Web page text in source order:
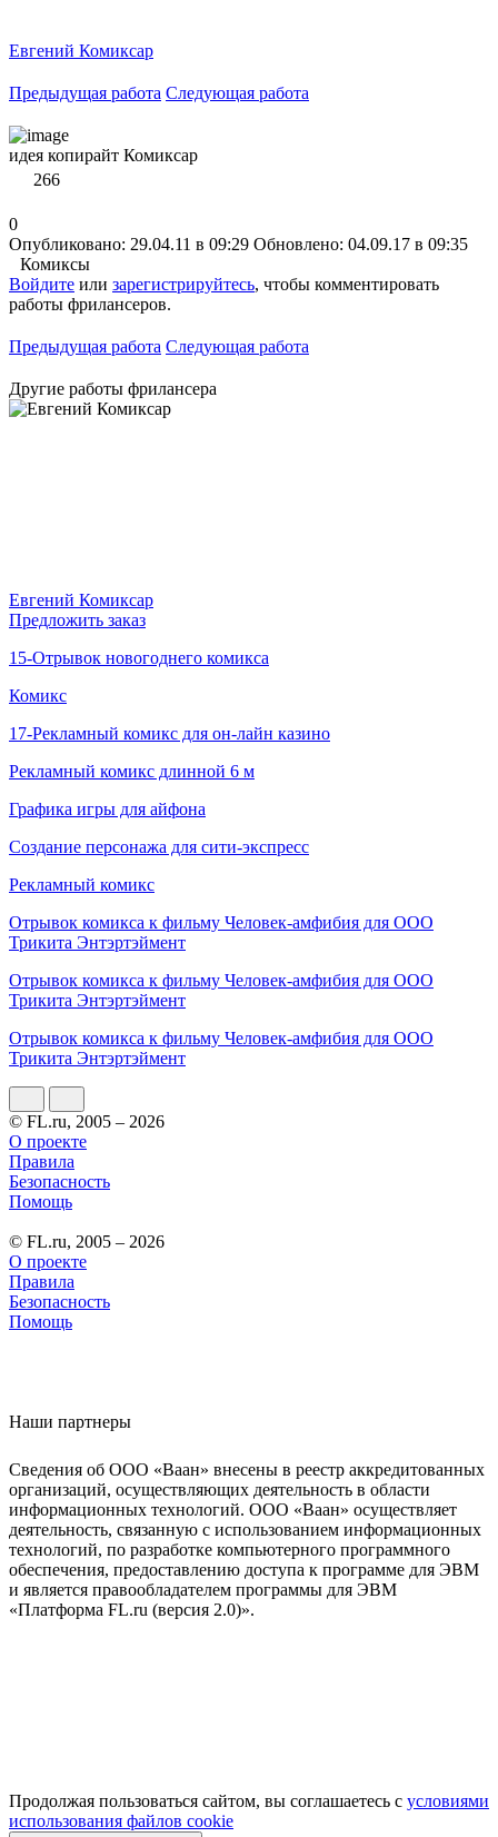
Евгений Комиксар
Предыдущая работа Следующая работа
идея копирайт Комиксар
266
0
Опубликовано: 29.04.11 в 09:29 Обновлено: 04.09.17 в 09:35
Комиксы
Войдите или зарегистрируйтесь, чтобы комментировать
работы фрилансеров.
Предыдущая работа Следующая работа
Другие работы фрилансера
Евгений Комиксар
Предложить заказ
15-Отрывок новогоднего комикса
Комикс
17-Рекламный комикс для он-лайн казино
Рекламный комикс длинной 6 м
Графика игры для айфона
Создание персонажа для сити-экспресс
Рекламный комикс
Отрывок комикса к фильму Человек-амфибия для ООО
Трикита Энтэртэймент
Отрывок комикса к фильму Человек-амфибия для ООО
Трикита Энтэртэймент
Отрывок комикса к фильму Человек-амфибия для ООО
Трикита Энтэртэймент
© FL.ru, 2005 – 2026
О проекте
Правила
Безопасность
Помощь
© FL.ru, 2005 – 2026
О проекте
Правила
Безопасность
Помощь
Наши партнеры
Сведения об ООО «Ваан» внесены в реестр аккредитованных
организаций, осуществляющих деятельность в области
информационных технологий. ООО «Ваан» осуществляет
деятельность, связанную с использованием информационных
технологий, по разработке компьютерного программного
обеспечения, предоставлению доступа к программе для ЭВМ
и является правообладателем программы для ЭВМ
«Платформа FL.ru (версия 2.0)».
Продолжая пользоваться сайтом, вы соглашаетесь с условиями
использования файлов cookie